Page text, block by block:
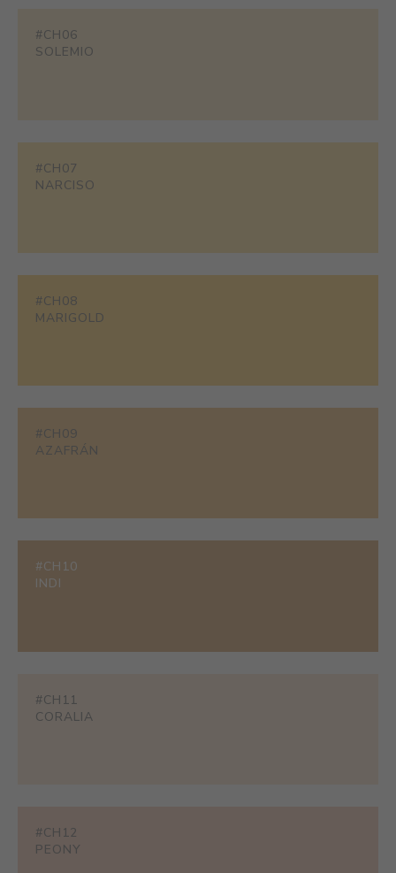
#CH06
SOLEMIO
#CH07
NARCISO
#CH08
MARIGOLD
#CH09
AZAFRÁN
#CH10
INDI
#CH11
CORALIA
#CH12
PEONY